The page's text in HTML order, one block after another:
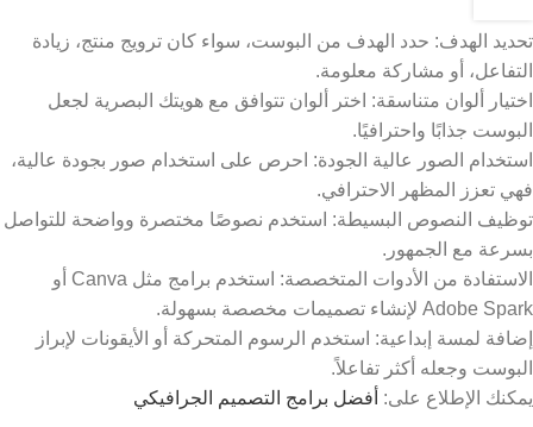
تحديد الهدف: حدد الهدف من البوست، سواء كان ترويج منتج، زيادة
التفاعل، أو مشاركة معلومة.
اختيار ألوان متناسقة: اختر ألوان تتوافق مع هويتك البصرية لجعل
البوست جذابًا واحترافيًا.
استخدام الصور عالية الجودة: احرص على استخدام صور بجودة عالية،
فهي تعزز المظهر الاحترافي.
توظيف النصوص البسيطة: استخدم نصوصًا مختصرة وواضحة للتواصل
بسرعة مع الجمهور.
الاستفادة من الأدوات المتخصصة: استخدم برامج مثل Canva أو
Adobe Spark لإنشاء تصميمات مخصصة بسهولة.
إضافة لمسة إبداعية: استخدم الرسوم المتحركة أو الأيقونات لإبراز
البوست وجعله أكثر تفاعلاً.
يمكنك الإطلاع على: أفضل برامج التصميم الجرافيكي